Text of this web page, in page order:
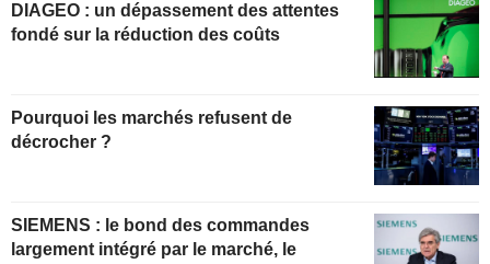
DIAGEO : un dépassement des attentes
fondé sur la réduction des coûts
Pourquoi les marchés refusent de
décrocher ?
SIEMENS : le bond des commandes
largement intégré par le marché, le